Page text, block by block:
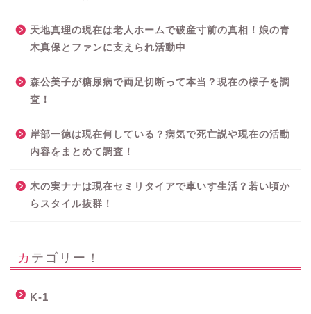
天地真理の現在は老人ホームで破産寸前の真相！娘の青
木真保とファンに支えられ活動中
森公美子が糖尿病で両足切断って本当？現在の様子を調
査！
岸部一徳は現在何している？病気で死亡説や現在の活動
内容をまとめて調査！
木の実ナナは現在セミリタイアで車いす生活？若い頃か
らスタイル抜群！
カテゴリー！
K-1